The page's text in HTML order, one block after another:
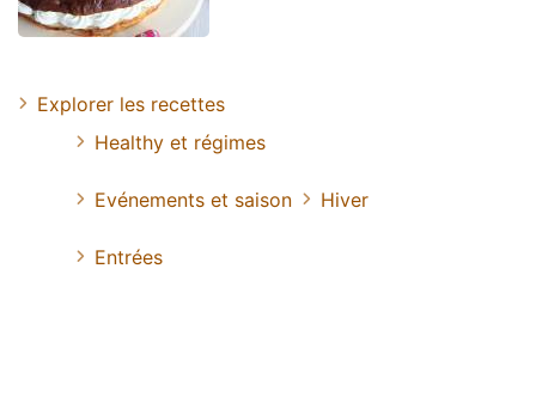
Explorer les recettes
Healthy et régimes
Evénements et saison Hiver
Entrées